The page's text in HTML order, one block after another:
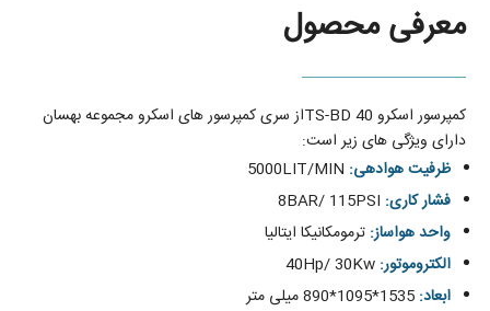
معرفی محصول
کمپرسور اسکرو TS-BD 40از سری کمپرسور های اسکرو مجموعه بهسان
دارای ویژگی های زیر است:
ظرفیت هوادهی:
فشار کاری:
واحد هواساز: ترمومکانیکا ایتالیا
الکتروموتور: 40Hp/ 30Kw
ابعاد: 1535*1095*890 میلی متر